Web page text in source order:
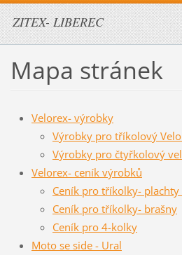
ZITEX- LIBEREC
Mapa stránek
Velorex- výrobky
Výrobky pro tříkolový
Výrobky pro čtyřkolový
Velorex- ceník výrobků
Ceník pro tříkolky- plachty
Ceník pro tříkolky- brašny
Ceník pro 4-kolky
Moto se side - Ural